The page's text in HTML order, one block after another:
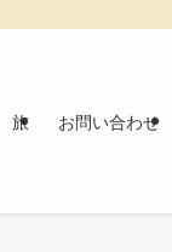
旅 お問い合わせ